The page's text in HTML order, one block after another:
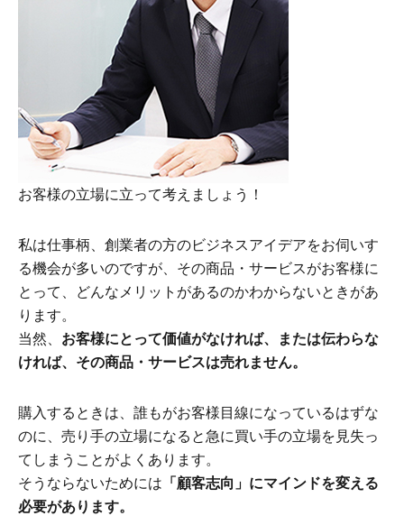
お客様の立場に立って考えましょう！
私は仕事柄、創業者の方のビジネスアイデアをお伺いす
る機会が多いのですが、その商品・サービスがお客様に
とって、どんなメリットがあるのかわからないときがあ
ります。
当然、 お客様にとって価値がなければ、または伝わらな
ければ、その商品・サービスは売れません。
購入するときは、誰もがお客様目線になっているはずな
のに、売り手の立場になると急に買い手の立場を見失っ
てしまうことがよくあります。
そうならないためには 「顧客志向」にマインドを変える
必要があります。